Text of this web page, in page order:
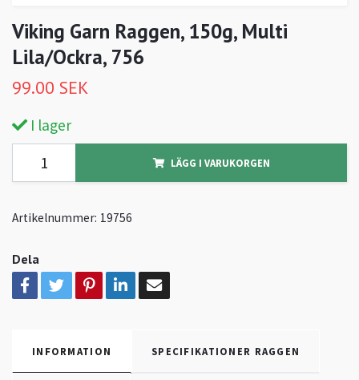
Viking Garn Raggen, 150g, Multi
Lila/Ockra, 756
99.00 SEK
I lager
LÄGG I VARUKORGEN
Artikelnummer: 19756
Dela
INFORMATION SPECIFIKATIONER RAGGEN